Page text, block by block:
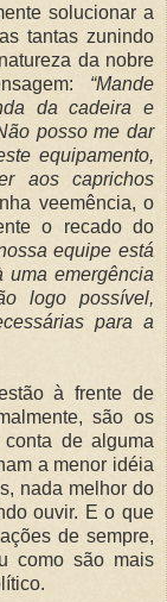
solucionar a
tantas zunindo
da nobre
“Mande
da cadeira e
posso me dar
equipamento,
aos caprichos
veemência, o
o recado do
equipe está
uma emergência
logo possível,
para a
à frente de
são os
de alguma
a menor idéia
nada melhor do
ouvir. E o que
de sempre,
como são mais